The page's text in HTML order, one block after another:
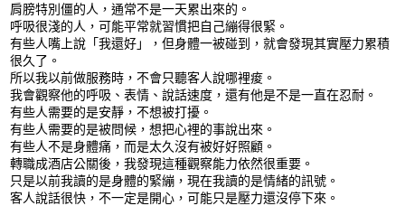
肩膀特別僵的人，通常不是一天累出來的。
呼吸很淺的人，可能平常就習慣把自己繃得很緊。
有些人嘴上說「我還好」，但身體一被碰到，就會發現其實壓力累積
很久了。
所以我以前做服務時，不會只聽客人說哪裡痠。
我會觀察他的呼吸、表情、說話速度，還有他是不是一直在忍耐。
有些人需要的是安靜，不想被打擾。
有些人需要的是被問候，想把心裡的事說出來。
有些人不是身體痛，而是太久沒有被好好照顧。
轉職成酒店公關後，我發現這種觀察能力依然很重要。
只是以前我讀的是身體的緊繃，現在我讀的是情緒的訊號。
客人說話很快，不一定是開心，可能只是壓力還沒停下來。